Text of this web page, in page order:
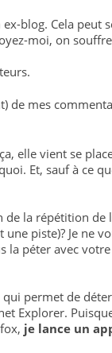
blog. Cela peut
moi, on
de mes
elle vient se
Et, sauf à ce
de la répétition de
piste)? Je ne
la péter avec
qui permet de
Explorer.
je lance un